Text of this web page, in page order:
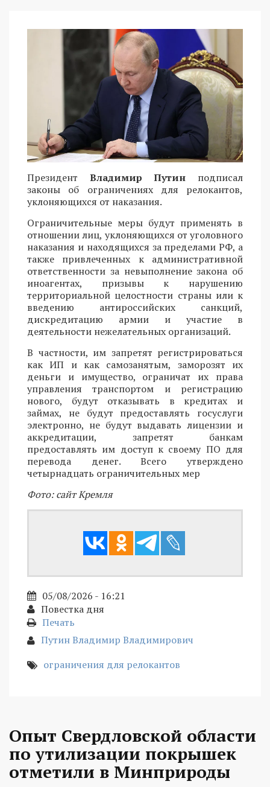
Президент Владимир Путин подписал
законы об ограничениях для релокантов,
уклоняющихся от наказания.
Ограничительные меры будут применять в
отношении лиц, уклоняющихся от уголовного
наказания и находящихся за пределами РФ, а
также привлеченных к административной
ответственности за невыполнение закона об
иноагентах, призывы к нарушению
территориальной целостности страны или к
введению антироссийских санкций,
дискредитацию армии и участие в
деятельности нежелательных организаций.
В частности, им запретят регистрироваться
как ИП и как самозанятым, заморозят их
деньги и имущество, ограничат их права
управления транспортом и регистрацию
нового, будут отказывать в кредитах и
займах, не будут предоставлять госуслуги
электронно, не будут выдавать лицензии и
аккредитации, запретят банкам
предоставлять им доступ к своему ПО для
перевода денег. Всего утверждено
четырнадцать ограничительных мер
Фото: сайт Кремля
05/08/2026 - 16:21
Повестка дня
Печать
Путин Владимир Владимирович
ограничения для релокантов
Опыт Свердловской области
по утилизации покрышек
отметили в Минприроды